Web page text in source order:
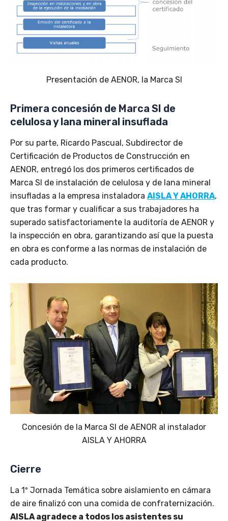
Presentación de AENOR, la Marca SI
Primera concesión de Marca SI de
celulosa y lana mineral insuflada
Por su parte, Ricardo Pascual, ‎Subdirector de
Certificación de Productos de Construcción en
AENOR, entregó los dos primeros certificados de
Marca SI de instalación de celulosa y de lana mineral
insufladas a la empresa instaladora AISLA Y AHORRA,
que tras formar y cualificar a sus trabajadores ha
superado satisfactoriamente la auditoría de AENOR y
la inspección en obra, garantizando así que la puesta
en obra es conforme a las normas de instalación de
cada producto.
Concesión de la Marca SI de AENOR al instalador
AISLA Y AHORRA
Cierre
La 1º Jornada Temática sobre aislamiento en cámara
de aire finalizó con una comida de confraternización.
AISLA agradece a todos los asistentes su